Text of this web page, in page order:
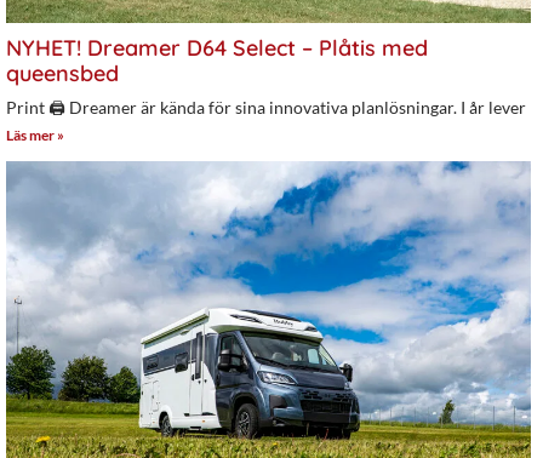
NYHET! Dreamer D64 Select – Plåtis med
queensbed
Print 🖨 Dreamer är kända för sina innovativa planlösningar. I år lever
Läs mer »